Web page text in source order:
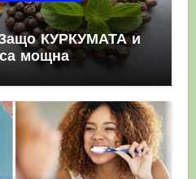
КУРКУМАТА и
мощна